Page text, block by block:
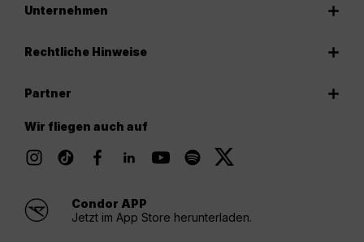
Unternehmen
Rechtliche Hinweise
Partner
Wir fliegen auch auf
Condor APP
Jetzt im App Store herunterladen.